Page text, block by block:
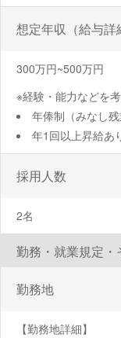
想定年収（給与詳
300万円~500万円
※経験・能力などを
年俸制（みなし
年1回以上昇給あ
採用人数
2名
勤務・就業規定・
勤務地
【勤務地詳細】